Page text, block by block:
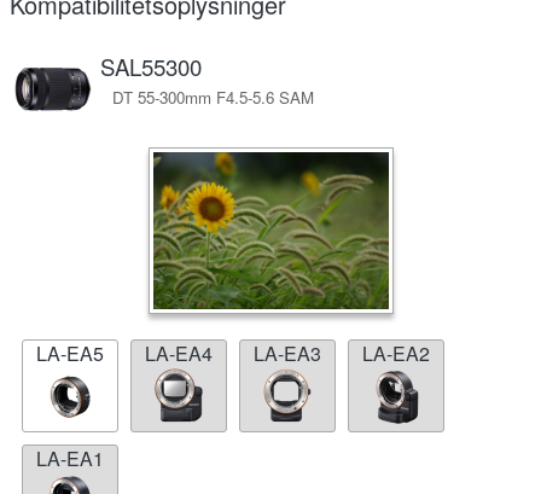
SAL55300
DT 55-300mm F4.5-5.6 SAM
LA-EA5 LA-EA4 LA-EA3 LA-EA2
LA-EA1